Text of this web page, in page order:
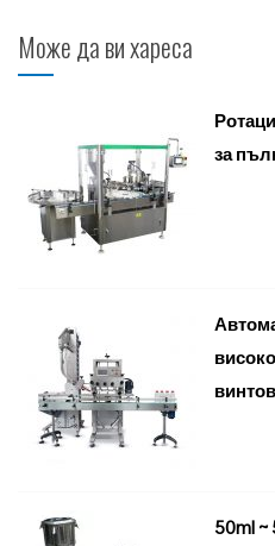
Може да ви хареса
за
50ml ~